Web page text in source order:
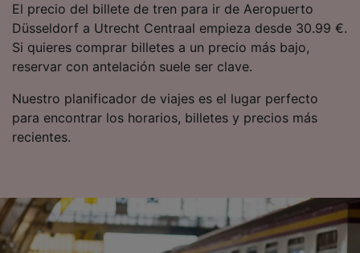
El precio del billete de tren para ir de Aeropuerto
Düsseldorf a Utrecht Centraal empieza desde 30.99 €.
Si quieres comprar billetes a un precio más bajo,
reservar con antelación suele ser clave.
Nuestro planificador de viajes es el lugar perfecto
para encontrar los horarios, billetes y precios más
recientes.